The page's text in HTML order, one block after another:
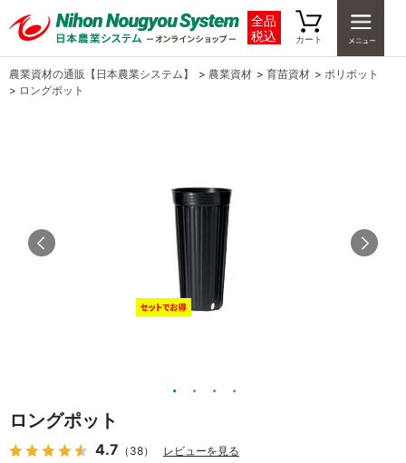
全品
税込
カート
農業資材の通販【日本農業システム】 > 農業資材 > 育苗資材 > ポリポット
> ロングポット
ロングポット
4.7 （38） レビューを見る